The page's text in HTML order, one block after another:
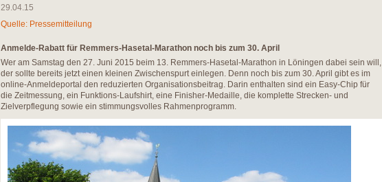
29.04.15
Quelle: Pressemitteilung
Anmelde-Rabatt für Remmers-Hasetal-Marathon noch bis zum 30. April
Wer am Samstag den 27. Juni 2015 beim 13. Remmers-Hasetal-Marathon in Löningen dabei sein will,
der sollte bereits jetzt einen kleinen Zwischenspurt einlegen. Denn noch bis zum 30. April gibt es im
online-Anmeldeportal den reduzierten Organisationsbeitrag. Darin enthalten sind ein Easy-Chip für
die Zeitmessung, ein Funktions-Laufshirt, eine Finisher-Medaille, die komplette Strecken- und
Zielverpflegung sowie ein stimmungsvolles Rahmenprogramm.